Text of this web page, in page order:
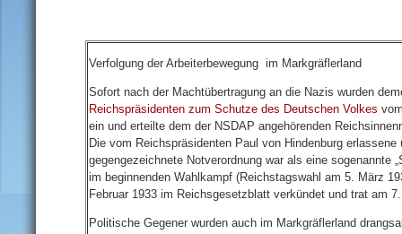
Verfolgung der Arbeiterbewegung im Markgräflerland
Sofort nach der Machtübertragung an die Nazis wurden
Reichspräsidenten zum Schutze des Deutschen Volkes
ein und erteilte dem der NSDAP angehörenden
Die vom Reichspräsidenten Paul von Hindenburg
gegengezeichnete Notverordnung war als eine sogenannte
im beginnenden Wahlkampf (Reichstagswahl am 5. März
Februar 1933 im Reichsgesetzblatt verkündet und trat am
Politische Gegener wurden auch im Markgräflerland